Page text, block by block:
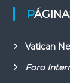
Vatican
Foro